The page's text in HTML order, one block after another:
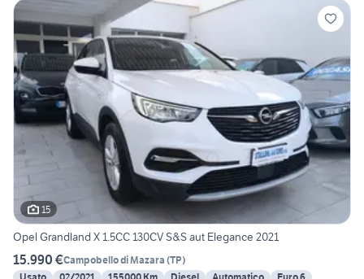
15
Opel Grandland X 1.5CC 130CV S&S aut Elegance 2021
15.990 €Campobello di Mazara (TP)